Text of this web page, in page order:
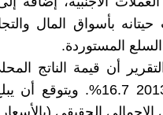
حيتانه بأسواق المال
السلع المستوردة.